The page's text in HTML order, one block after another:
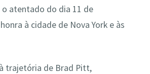
o atentado do dia 11 de
à cidade de Nova York e às
trajetória de Brad Pitt,